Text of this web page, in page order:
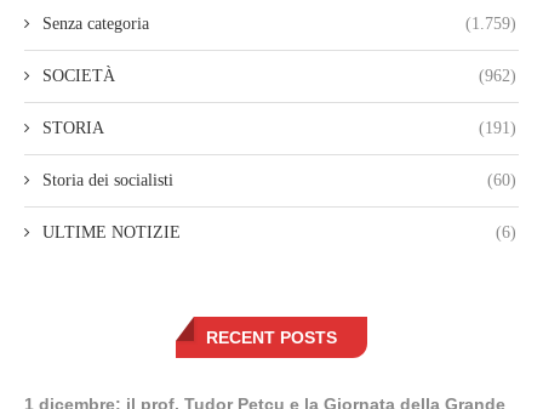
Senza categoria (1.759)
SOCIETÀ (962)
STORIA (191)
Storia dei socialisti (60)
ULTIME NOTIZIE (6)
RECENT POSTS
1 dicembre: il prof. Tudor Petcu e la Giornata della Grande